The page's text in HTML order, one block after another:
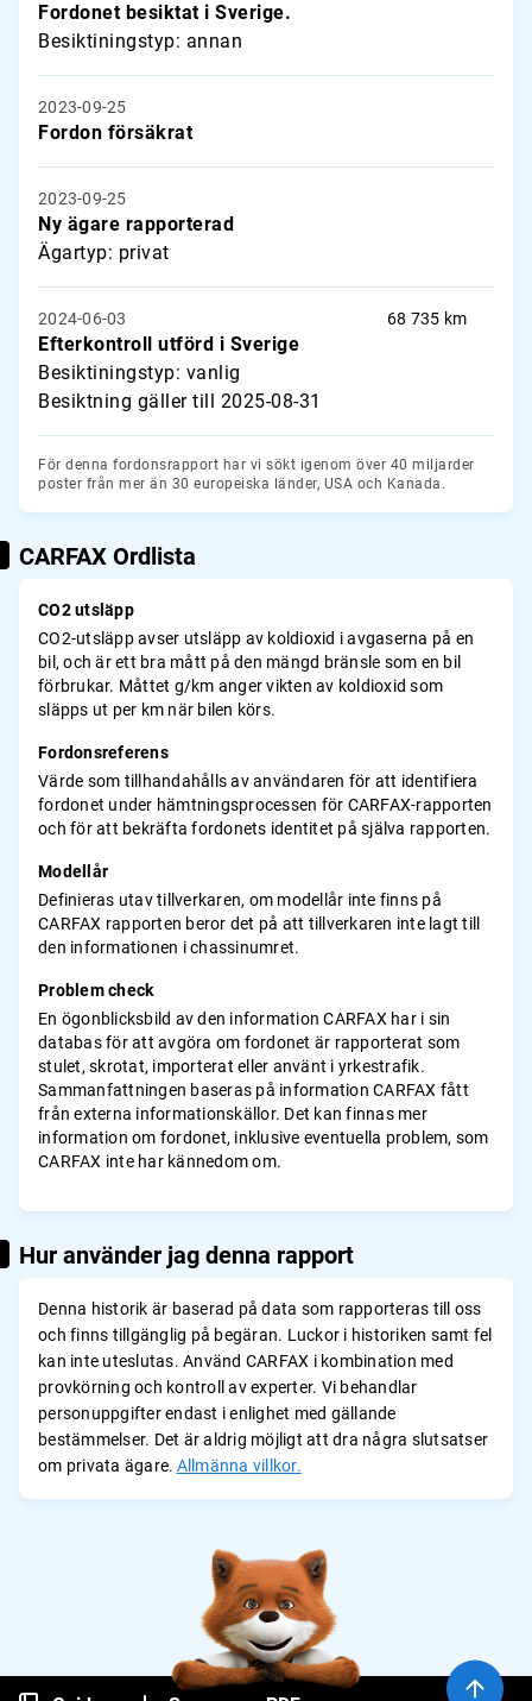
Fordonet besiktat i Sverige.
Besiktiningstyp: annan
2023-09-25
Fordon försäkrat
2023-09-25
Ny ägare rapporterad
Ägartyp: privat
2024-06-03
Efterkontroll utförd i Sverige
Besiktiningstyp: vanlig
Besiktning gäller till 2025-08-31
68 735 km
För denna fordonsrapport har vi sökt igenom över 40 miljarder
poster från mer än 30 europeiska länder, USA och Kanada.
CARFAX Ordlista
CO2 utsläpp
CO2-utsläpp avser utsläpp av koldioxid i avgaserna på en
bil, och är ett bra mått på den mängd bränsle som en bil
förbrukar. Måttet g/km anger vikten av koldioxid som
släpps ut per km när bilen körs.
Fordonsreferens
Värde som tillhandahålls av användaren för att identifiera
fordonet under hämtningsprocessen för CARFAX-rapporten
och för att bekräfta fordonets identitet på själva rapporten.
Modellår
Definieras utav tillverkaren, om modellår inte finns på
CARFAX rapporten beror det på att tillverkaren inte lagt till
den informationen i chassinumret.
Problem check
En ögonblicksbild av den information CARFAX har i sin
databas för att avgöra om fordonet är rapporterat som
stulet, skrotat, importerat eller använt i yrkestrafik.
Sammanfattningen baseras på information CARFAX fått
från externa informationskällor. Det kan finnas mer
information om fordonet, inklusive eventuella problem, som
CARFAX inte har kännedom om.
Hur använder jag denna rapport
Denna historik är baserad på data som rapporteras till oss
och finns tillgänglig på begäran. Luckor i historiken samt fel
kan inte uteslutas. Använd CARFAX i kombination med
provkörning och kontroll av experter. Vi behandlar
personuppgifter endast i enlighet med gällande
bestämmelser. Det är aldrig möjligt att dra några slutsatser
om privata ägare. Allmänna villkor.